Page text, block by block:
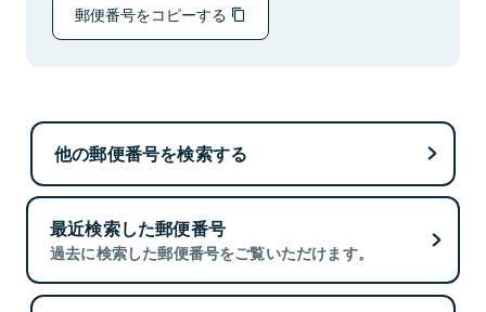
郵便番号をコピーする
他の郵便番号を検索する
最近検索した郵便番号
過去に検索した郵便番号をご覧いただけます。